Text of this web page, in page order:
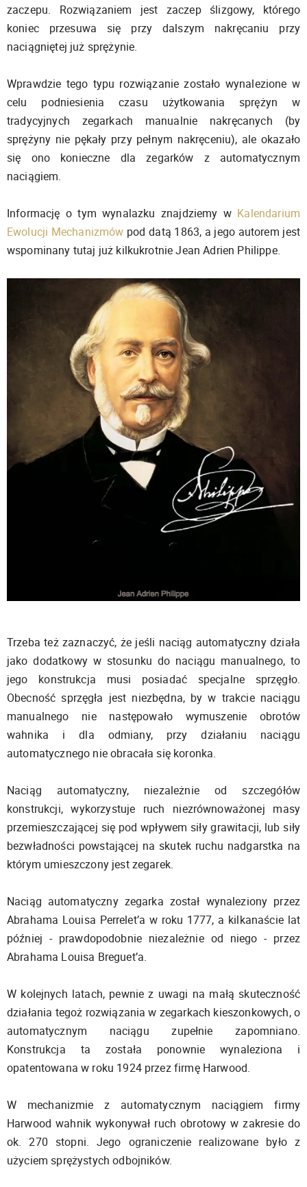
zaczepu. Rozwiązaniem jest zaczep ślizgowy, którego
koniec przesuwa się przy dalszym nakręcaniu przy
naciągniętej już sprężynie.
Wprawdzie tego typu rozwiązanie zostało wynalezione w
celu podniesienia czasu użytkowania sprężyn w
tradycyjnych zegarkach manualnie nakręcanych (by
sprężyny nie pękały przy pełnym nakręceniu), ale okazało
się ono konieczne dla zegarków z automatycznym
naciągiem.
Informację o tym wynalazku znajdziemy w Kalendarium
Ewolucji Mechanizmów pod datą 1863, a jego autorem jest
wspominany tutaj już kilkukrotnie Jean Adrien Philippe.
Trzeba też zaznaczyć, że jeśli naciąg automatyczny działa
jako dodatkowy w stosunku do naciągu manualnego, to
jego konstrukcja musi posiadać specjalne sprzęgło.
Obecność sprzęgła jest niezbędna, by w trakcie naciągu
manualnego nie następowało wymuszenie obrotów
wahnika i dla odmiany, przy działaniu naciągu
automatycznego nie obracała się koronka.
Naciąg automatyczny, niezależnie od szczegółów
konstrukcji, wykorzystuje ruch niezrównoważonej masy
przemieszczającej się pod wpływem siły grawitacji, lub siły
bezwładności powstającej na skutek ruchu nadgarstka na
którym umieszczony jest zegarek.
Naciąg automatyczny zegarka został wynaleziony przez
Abrahama Louisa Perrelet’a w roku 1777, a kilkanaście lat
później - prawdopodobnie niezależnie od niego - przez
Abrahama Louisa Breguet’a.
W kolejnych latach, pewnie z uwagi na małą skuteczność
działania tegoż rozwiązania w zegarkach kieszonkowych, o
automatycznym naciągu zupełnie zapomniano.
Konstrukcja ta została ponownie wynaleziona i
opatentowana w roku 1924 przez firmę Harwood.
W mechanizmie z automatycznym naciągiem firmy
Harwood wahnik wykonywał ruch obrotowy w zakresie do
ok. 270 stopni. Jego ograniczenie realizowane było z
użyciem sprężystych odbojników.